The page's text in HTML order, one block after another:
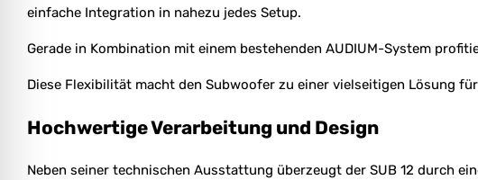
einfache Integration in nahezu jedes Setup.
Gerade in Kombination mit einem bestehenden AUDIUM-System
Diese Flexibilität macht den Subwoofer zu einer vielseitigen Lösung
Hochwertige Verarbeitung und Design
Neben seiner technischen Ausstattung überzeugt der SUB 12 durch